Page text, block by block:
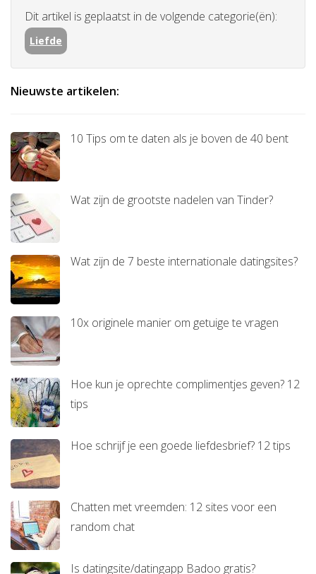
Dit artikel is geplaatst in de volgende categorie(ën):
Liefde
Nieuwste artikelen:
10 Tips om te daten als je boven de 40 bent
Wat zijn de grootste nadelen van Tinder?
Wat zijn de 7 beste internationale datingsites?
10x originele manier om getuige te vragen
Hoe kun je oprechte complimentjes geven? 12
tips
Hoe schrijf je een goede liefdesbrief? 12 tips
Chatten met vreemden: 12 sites voor een
random chat
Is datingsite/datingapp Badoo gratis?